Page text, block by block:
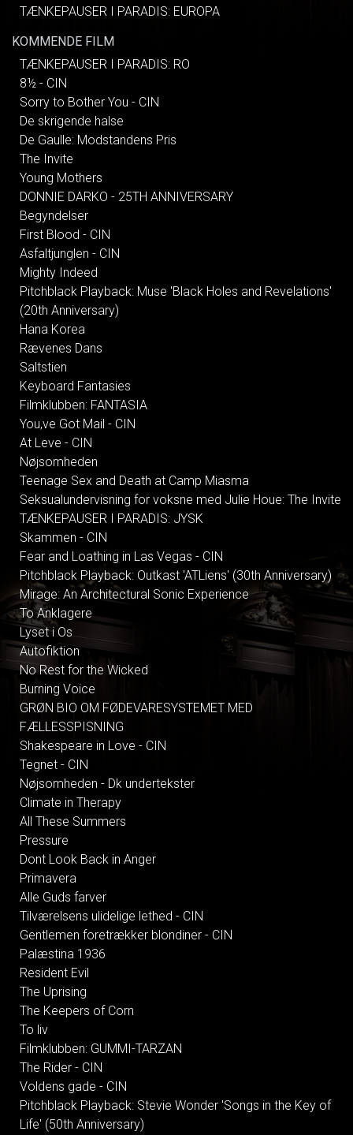
TÆNKEPAUSER I PARADIS: EUROPA
KOMMENDE FILM
TÆNKEPAUSER I PARADIS: RO
8½ - CIN
Sorry to Bother You - CIN
De skrigende halse
De Gaulle: Modstandens Pris
The Invite
Young Mothers
DONNIE DARKO - 25TH ANNIVERSARY
Begyndelser
First Blood - CIN
Asfaltjunglen - CIN
Mighty Indeed
Pitchblack Playback: Muse 'Black Holes and Revelations'
(20th Anniversary)
Hana Korea
Rævenes Dans
Saltstien
Keyboard Fantasies
Filmklubben: FANTASIA
You,ve Got Mail - CIN
At Leve - CIN
Nøjsomheden
Teenage Sex and Death at Camp Miasma
Seksualundervisning for voksne med Julie Houe: The Invite
TÆNKEPAUSER I PARADIS: JYSK
Skammen - CIN
Fear and Loathing in Las Vegas - CIN
Pitchblack Playback: Outkast 'ATLiens' (30th Anniversary)
Mirage: An Architectural Sonic Experience
To Anklagere
Lyset i Os
Autofiktion
No Rest for the Wicked
Burning Voice
GRØN BIO OM FØDEVARESYSTEMET MED
FÆLLESSPISNING
Shakespeare in Love - CIN
Tegnet - CIN
Nøjsomheden - Dk undertekster
Climate in Therapy
All These Summers
Pressure
Dont Look Back in Anger
Primavera
Alle Guds farver
Tilværelsens ulidelige lethed - CIN
Gentlemen foretrækker blondiner - CIN
Palæstina 1936
Resident Evil
The Uprising
The Keepers of Corn
To liv
Filmklubben: GUMMI-TARZAN
The Rider - CIN
Voldens gade - CIN
Pitchblack Playback: Stevie Wonder 'Songs in the Key of
Life' (50th Anniversary)